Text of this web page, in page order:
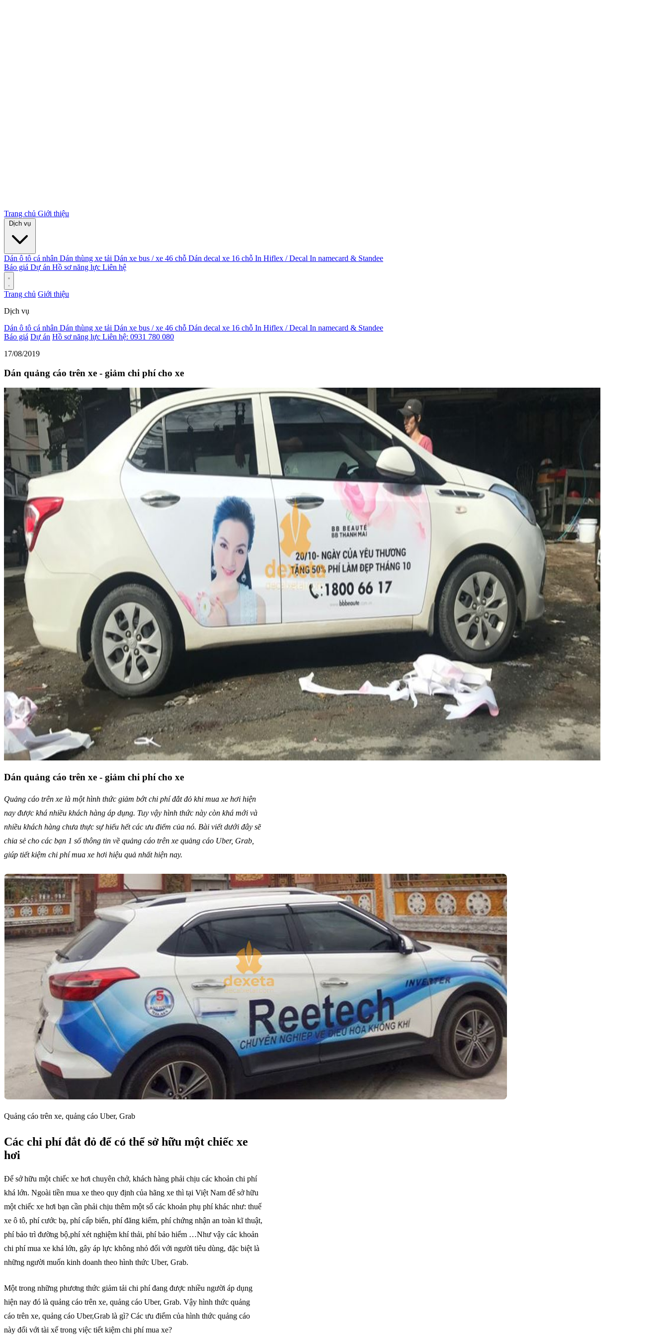
Trang chủ Giới thiệu
Dán ô tô cá nhân Dán thùng xe tải Dán xe bus / xe 46 chỗ Dán decal xe 16 chỗ In Hiflex / Decal In namecard & Standee
Báo giá Dự án Hồ sơ năng lực Liên hệ
Trang chủ Giới thiệu
Dịch vụ
Dán ô tô cá nhân Dán thùng xe tải Dán xe bus / xe 46 chỗ Dán decal xe 16 chỗ In Hiflex / Decal In namecard & Standee
Báo giá Dự án Hồ sơ năng lực Liên hệ: 0931 780 080
17/08/2019
Dán quảng cáo trên xe - giảm chi phí cho xe
Dán quảng cáo trên xe - giảm chi phí cho xe
Quảng cáo trên xe là một hình thức giảm bớt chi phí đắt đỏ khi mua xe hơi hiện
nay được khá nhiều khách hàng áp dụng. Tuy vậy hình thức này còn khá mới và
nhiều khách hàng chưa thực sự hiểu hết các ưu điểm của nó. Bài viết dưới đây sẽ
chia sẻ cho các bạn 1 số thông tin về quảng cáo trên xe quảng cáo Uber, Grab,
giúp tiết kiệm chi phí mua xe hơi hiệu quả nhất hiện nay.
Quảng cáo trên xe, quảng cáo Uber, Grab
Các chi phí đắt đỏ để có thể sở hữu một chiếc xe
hơi
Để sở hữu một chiếc xe hơi chuyên chở, khách hàng phải chịu các khoản chi phí
khá lớn. Ngoài tiền mua xe theo quy định của hãng xe thì tại Việt Nam để sở hữu
một chiếc xe hơi bạn cần phải chịu thêm một số các khoản phụ phí khác như: thuế
xe ô tô, phí cước bạ, phí cấp biển, phí đăng kiểm, phí chứng nhận an toàn kĩ thuật,
phí bảo trì đường bộ,phí xét nghiệm khí thải, phí bảo hiểm …Như vậy các khoản
chi phí mua xe khá lớn, gây áp lực không nhỏ đối với người tiêu dùng, đặc biệt là
những người muốn kinh doanh theo hình thức Uber, Grab.
Một trong những phương thức giảm tải chi phí đang được nhiều người áp dụng
hiện nay đó là quảng cáo trên xe, quảng cáo Uber, Grab. Vậy hình thức quảng
cáo trên xe, quảng cáo Uber,Grab là gì? Các ưu điểm của hình thức quảng cáo
này đối với tài xế trong việc tiết kiệm chi phí mua xe?